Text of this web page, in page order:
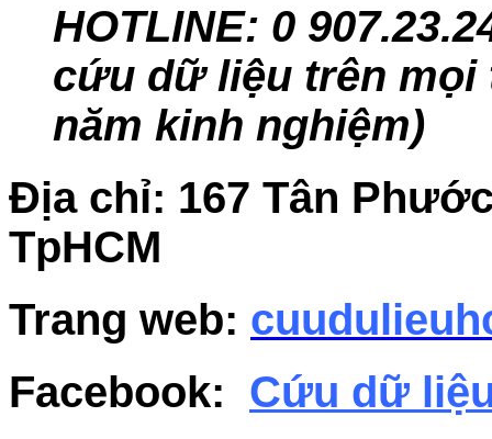
HOTLINE: 0
cứu dữ liệu trên
năm kinh nghiệm)
Địa chỉ: 167 Tân
TpHCM
Trang web:
Facebook: Cứu dữ